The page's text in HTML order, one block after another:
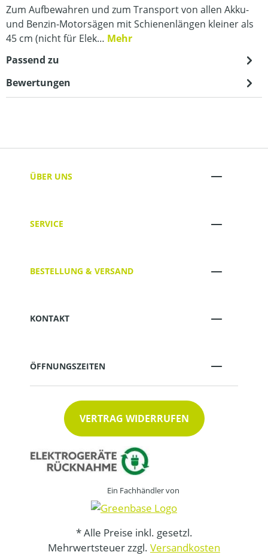
Zum Aufbewahren und zum Transport von allen Akku-
und Benzin-Motorsägen mit Schienenlängen kleiner als
45 cm (nicht für Elek… Mehr
Passend zu
Bewertungen
ÜBER UNS
SERVICE
BESTELLUNG & VERSAND
KONTAKT
ÖFFNUNGSZEITEN
VERTRAG WIDERRUFEN
Ein Fachhändler von
* Alle Preise inkl. gesetzl.
Mehrwertsteuer zzgl. Versandkosten